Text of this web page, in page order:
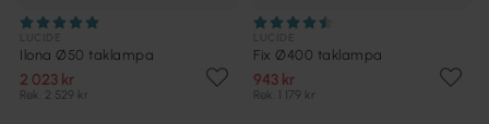
Ilona Ø50 taklampa
2 023 kr
Rek. 2 529 kr
Fix Ø400 taklampa
943 kr
Rek. 1 179 kr